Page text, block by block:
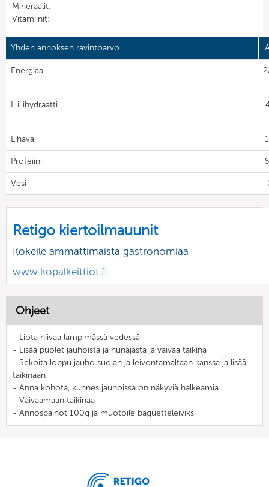
Mineraalit:
Vitamiinit:
Yhden annoksen ravintoarvo
Energiaa
Hiilihydraatti
Lihava
Proteiini
Vesi
Retigo kiertoilmauunit
Kokeile ammattimaista gastronomiaa
www.kopalkeittiot.fi
Ohjeet
- Liota hiivaa lämpimässä vedessä
- Lisää puolet jauhoista ja hunajasta ja vaivaa taikina
- Sekoita loppu jauho suolan ja leivontamaltaan kanssa ja lisää
taikinaan
- Anna kohota, kunnes jauhoissa on näkyviä halkeamia
- Vaivaamaan taikinaa
- Annospainot 100g ja muotoile baguetteleiviksi